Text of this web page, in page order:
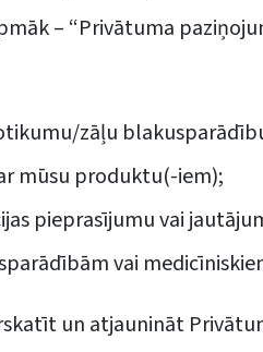
– “Privātuma
zāļu
mūsu produktu(-iem);
pieprasījumu vai
vai
un atjaunināt